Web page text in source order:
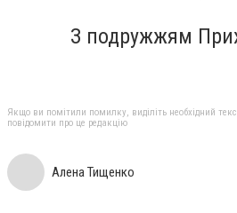
З подружжям
Якщо ви помітили помилку, виділіть необхідний
повідомити про це редакцію
Алена Тищенко